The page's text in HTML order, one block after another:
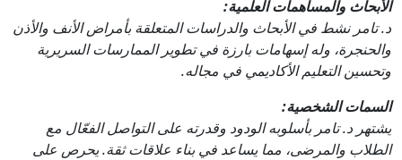
الأبحاث والمساهمات العلمية:
د. تامر نشط في الأبحاث والدراسات المتعلقة بأمراض الأنف والأذن
والحنجرة، وله إسهامات بارزة في تطوير الممارسات السريرية
وتحسين التعليم الأكاديمي في مجاله.
السمات الشخصية:
يشتهر د. تامر بأسلوبه الودود وقدرته على التواصل الفعّال مع
الطلاب والمرضى، مما يساعد في بناء علاقات ثقة. يحرص على